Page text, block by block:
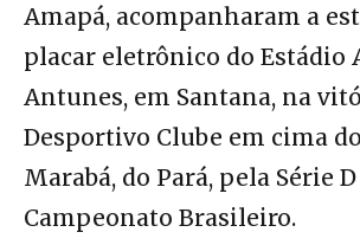
Amapá, acompanharam a
placar eletrônico do Estádio
Antunes, em Santana, na
Desportivo Clube em cima
Marabá, do Pará, pela Série
Campeonato Brasileiro.